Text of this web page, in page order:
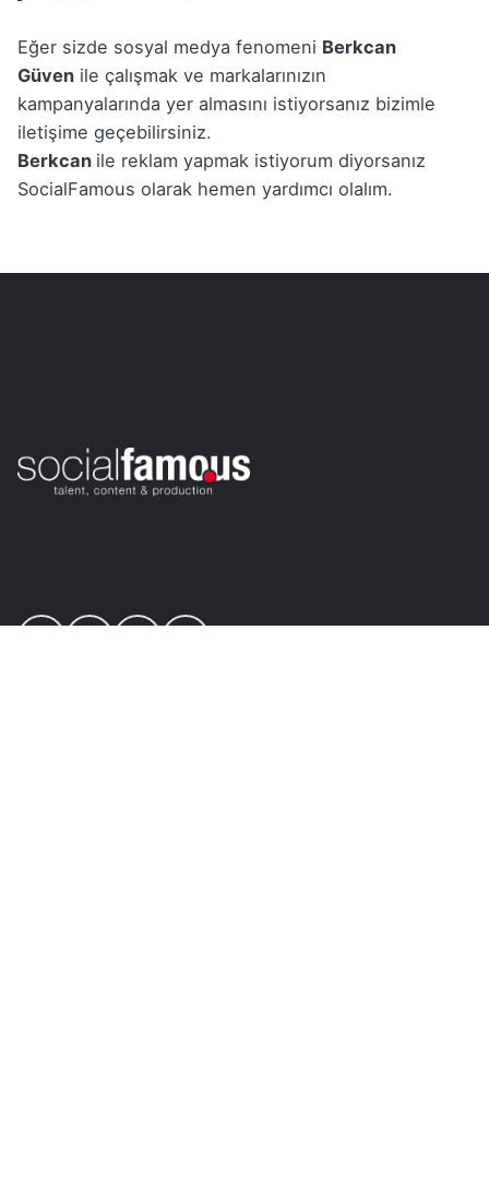
Eğer sizde sosyal medya fenomeni Berkcan
Güven ile çalışmak ve markalarınızın
kampanyalarında yer almasını istiyorsanız bizimle
iletişime geçebilirsiniz.
Berkcan ile reklam yapmak istiyorum diyorsanız
SocialFamous olarak hemen yardımcı olalım.